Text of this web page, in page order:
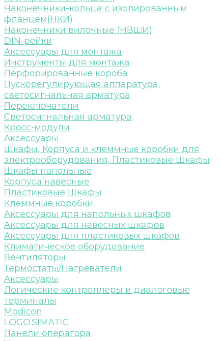
Наконечники-кольца с изолированным
фланцем(НКИ)
Наконечники вилочные (НВШИ)
DIN-рейки
Аксессуары для монтажа
Инструменты для монтажа
Перфорированные короба
Пускорегулирующая аппаратура,
светосигнальная арматура
Переключатели
Светосигнальная арматура
Кросс-модули
Аксессуары
Шкафы, Корпуса и клеммные коробки для
электрооборудования, Пластиковые Шкафы
Шкафы напольные
Корпуса навесные
Пластиковые Шкафы
Клеммные коробки
Аксессуары для напольных шкафов
Аксессуары для навесных шкафов
Аксессуары для пластиковых шкафов
Климатическое оборудование
Вентиляторы
Термостаты/Нагреватели
Аксессуары
Логические контроллеры и диалоговые
терминалы
Modicon
LOGO.SIMATIC
Панели оператора